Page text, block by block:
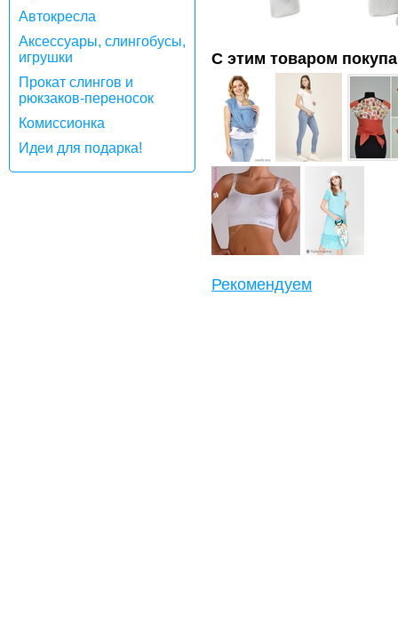
Автокресла
Аксессуары, слингобусы,
игрушки
Прокат слингов и
рюкзаков-переносок
Комиссионка
Идеи для подарка!
С этим товаром
Рекомендуем